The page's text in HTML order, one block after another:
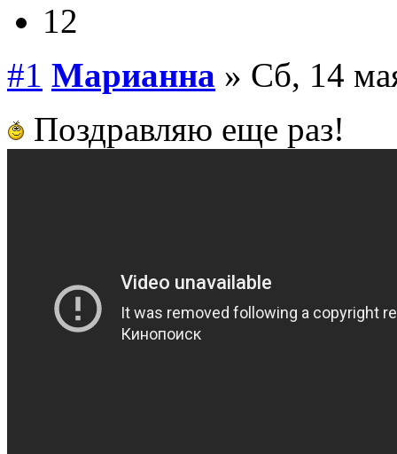
12
#1 Марианна » Сб, 14
Поздравляю еще раз!